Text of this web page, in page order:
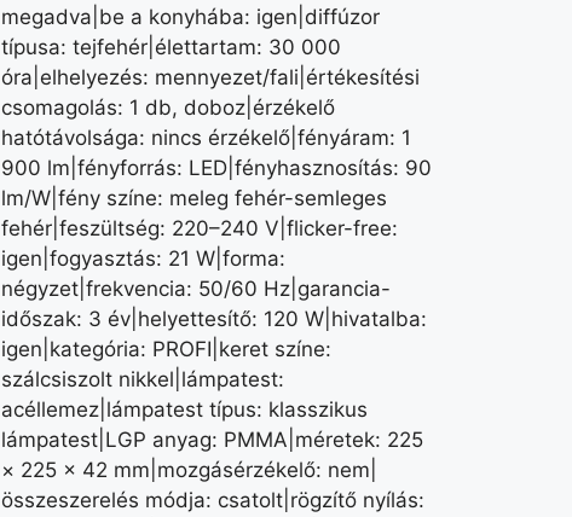
megadva|be a konyhába: igen|diffúzor
típusa: tejfehér|élettartam: 30 000
óra|elhelyezés: mennyezet/fali|értékesítési
csomagolás: 1 db, doboz|érzékelő
hatótávolsága: nincs érzékelő|fényáram: 1
900 lm|fényforrás: LED|fényhasznosítás: 90
lm/W|fény színe: meleg fehér-semleges
fehér|feszültség: 220–240 V|flicker-free:
igen|fogyasztás: 21 W|forma:
négyzet|frekvencia: 50/60 Hz|garancia-
időszak: 3 év|helyettesítő: 120 W|hivatalba:
igen|kategória: PROFI|keret színe:
szálcsiszolt nikkel|lámpatest:
acéllemez|lámpatest típus: klasszikus
lámpatest|LGP anyag: PMMA|méretek: 225
× 225 × 42 mm|mozgásérzékelő: nem|
összeszerelés módja: csatolt|rögzítő nyílás: